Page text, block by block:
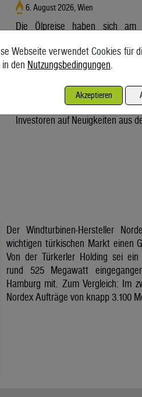
6. August 2026, Wien
Die Ölpreise haben sich am
Brent aus der Nordsee mit
Vormittag 79,75 US-Dollar und
80 Dollar. Unter diese ist er am
auf eine Lösung im Iran-
Investoren auf Neuigkeiten aus
Der Windturbinen-Hersteller
wichtigen türkischen Markt einen
Von der Türkerler Holding sei
rund 525 Megawatt
Hamburg mit. Zum Vergleich: Im
Nordex Aufträge von knapp 3.100
Webseite verwendet Cookies für
in den Nutzungsbedingungen.
Akzeptieren